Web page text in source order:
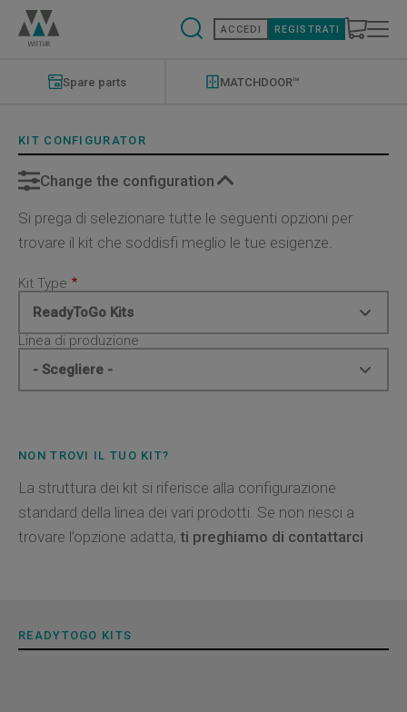
Salta
contenuto
principale
ACCEDI REGISTRATI
Spare parts MATCHDOOR™
KIT CONFIGURATOR
Change the configuration
Si prega di selezionare tutte le seguenti opzioni per
trovare il kit che soddisfi meglio le tue esigenze.
Kit Type
Linea di produzione
NON TROVI IL TUO KIT?
La struttura dei kit si riferisce alla configurazione
standard della linea dei vari prodotti. Se non riesci a
trovare l’opzione adatta, ti preghiamo di contattarci
READYTOGO KITS